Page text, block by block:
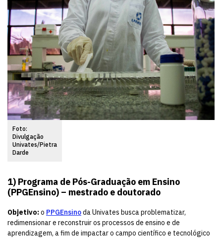
Foto:
Divulgação
Univates/Pietra
Darde
1) Programa de Pós-Graduação em Ensino
(PPGEnsino) – mestrado e doutorado
Objetivo:o PPGEnsinoda Univates busca problematizar,
redimensionar e reconstruir os processos de ensino e de
aprendizagem, a fim de impactar o campo científico e tecnológico